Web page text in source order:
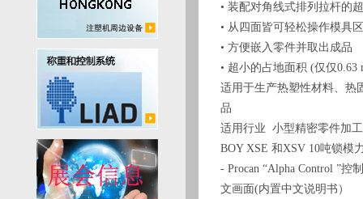
• 装配对角线式排列拉杆的
• 从四面皆可轻松操作模具
• 方便嵌入零件并取出成品
• 超小的占地面积 (仅仅0.63
适用于生产热塑性材料、热
品
适用行业 小型精密零件加
BOY XSE 和XSV 10吨锁模
- Procan “Alpha Control ”
文画面(内置中文说明书）